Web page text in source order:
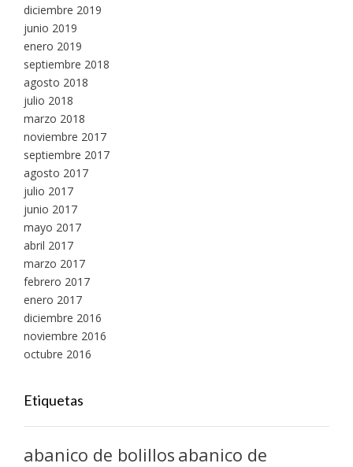
diciembre 2019
junio 2019
enero 2019
septiembre 2018
agosto 2018
julio 2018
marzo 2018
noviembre 2017
septiembre 2017
agosto 2017
julio 2017
junio 2017
mayo 2017
abril 2017
marzo 2017
febrero 2017
enero 2017
diciembre 2016
noviembre 2016
octubre 2016
Etiquetas
abanico de bolillos abanico de